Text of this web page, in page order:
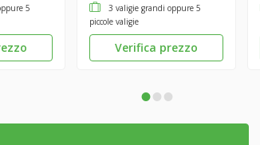
5
3 valigie grandi oppure 5
piccole valigie
Verifica prezzo
•••